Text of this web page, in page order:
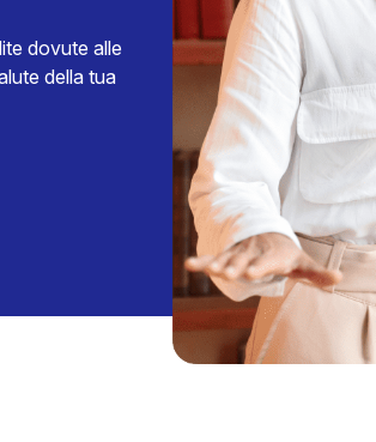
dovute alle
della tua